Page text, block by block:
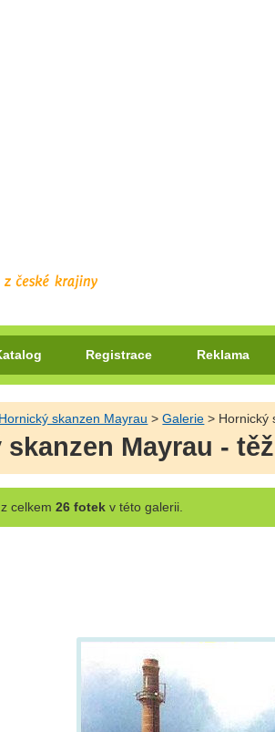
Registrace Reklama
Hornický skanzen Mayrau >Galerie > Hornický
Mayrau -
celkem 26 fotekv této galerii.